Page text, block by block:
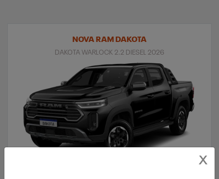
NOVA RAM DAKOTA
DAKOTA WARLOCK 2.2 DIESEL 2026
X